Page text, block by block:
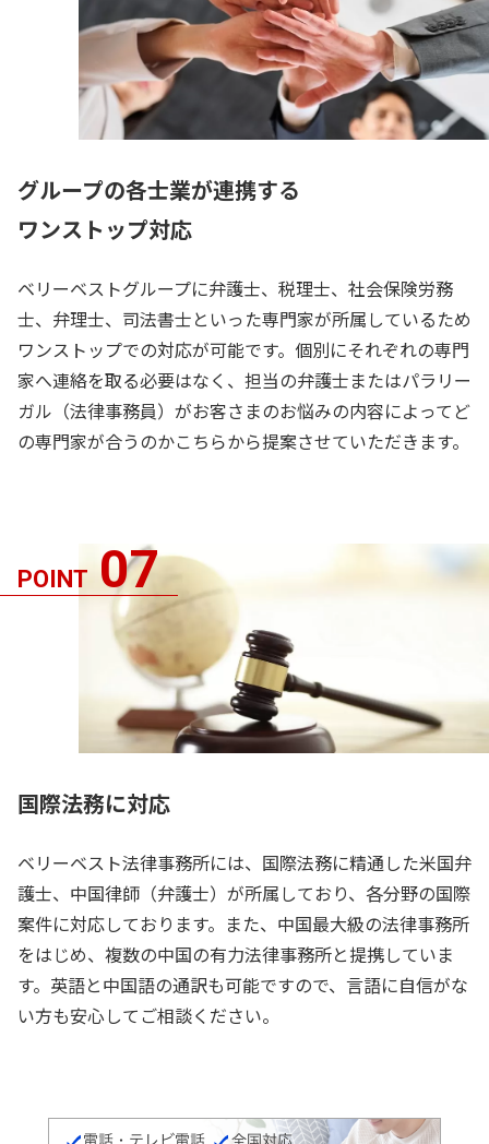
グループの各士業が連携する
ワンストップ対応
ベリーベストグループに弁護士、税理士、社会保険労務
士、弁理士、司法書士といった専門家が所属しているため
ワンストップでの対応が可能です。個別にそれぞれの専門
家へ連絡を取る必要はなく、担当の弁護士またはパラリー
ガル（法律事務員）がお客さまのお悩みの内容によってど
の専門家が合うのかこちらから提案させていただきます。
POINT 07
国際法務に対応
ベリーベスト法律事務所には、国際法務に精通した米国弁
護士、中国律師（弁護士）が所属しており、各分野の国際
案件に対応しております。また、中国最大級の法律事務所
をはじめ、複数の中国の有力法律事務所と提携していま
す。英語と中国語の通訳も可能ですので、言語に自信がな
い方も安心してご相談ください。